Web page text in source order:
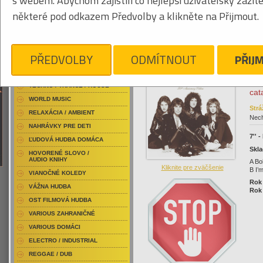
Kliknite pre zväčšenie
Kliknite pre zväčšenie
7'' -
A
B
RAP / HIP HOP DOMÁCI
RAP / HIP HOP ZAHRANIČNÝ
DVD / HUDBA
PUNK / HARDCORE
TECHNO / TRANCE / HOUSE
WORLD MUSIC
RELAXÁCIA / AMBIENT
NAHRÁVKY PRE DETI
ĽUDOVÁ HUDBA DOMÁCA
HOVORENÉ SLOVO /
AUDIO KNIHY
VIANOČNÉ KOLEDY
VÁŽNA HUDBA
OST FILMOVÁ HUDBA
VARIOUS ZAHRANIČNÉ
VARIOUS DOMÁCI
ELECTRO / INDUSTRIAL
REGGAE / DUB
některé pod odkazem Předvolby a klikněte na Přijmout.
PŘEDVOLBY ODMÍTNOUT